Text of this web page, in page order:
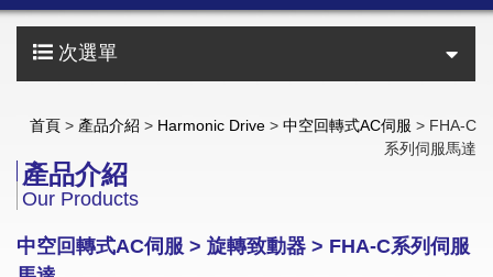
次選單
首頁 > 產品介紹 > Harmonic Drive > 中空回轉式AC伺服 > FHA-C
系列伺服馬達
產品介紹
Our Products
中空回轉式AC伺服 > 旋轉致動器 > FHA-C系列伺服